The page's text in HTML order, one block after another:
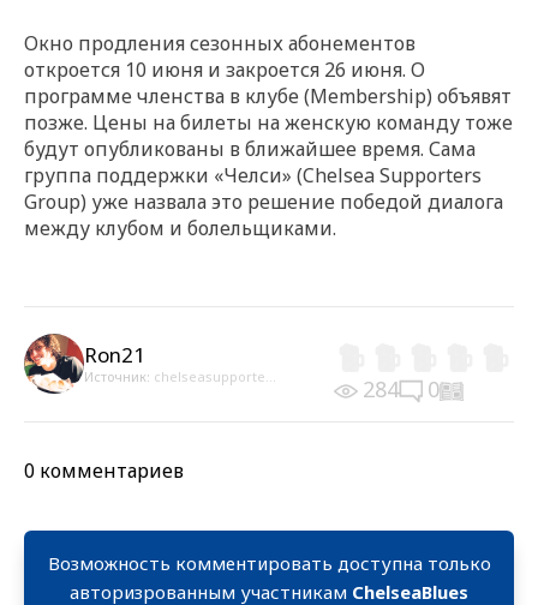
Окно продления сезонных абонементов
откроется 10 июня и закроется 26 июня. О
программе членства в клубе (Membership) объявят
позже. Цены на билеты на женскую команду тоже
будут опубликованы в ближайшее время. Сама
группа поддержки «Челси» (Chelsea Supporters
Group) уже назвала это решение победой диалога
между клубом и болельщиками.
Ron21
Источник: chelseasupporte... 284 0
0 комментариев
Возможность комментировать доступна только
авторизрованным участникам ChelseaBlues